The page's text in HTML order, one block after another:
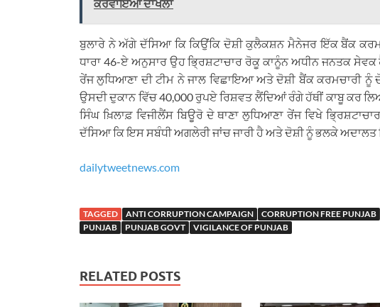
ਕਰਵਾਇਆ ਦਾਖਲਾ
ਬੁਲਾਰੇ ਨੇ ਅੱਗੇ ਦੱਸਿਆ ਕਿ ਕਿਉਂਕਿ ਦੋਸ਼ੀ ਕੁਲੈਕਸ਼ਨ ਮੈਨੇਜਰ ਇੱਕ ਬੈਂਕ
ਧਾਰਾ 46-ਏ ਅਨੁਸਾਰ ਉਹ ਭ੍ਰਿਸ਼ਟਾਚਾਰ ਰੋਕੂ ਕਾਨੂੰਨ ਅਧੀਨ ਜਨਤਕ
ਰੇਂਜ ਲੁਧਿਆਣਾ ਦੀ ਟੀਮ ਨੇ ਜਾਲ ਵਿਛਾਇਆ ਅਤੇ ਦੋਸ਼ੀ ਬੈਂਕ ਕਰਮਚਾਰੀ ਨੂੰ ਦੋ
ਉਸਦੀ ਦੁਕਾਨ ਵਿੱਚ 40,000 ਰੁਪਏ ਰਿਸ਼ਵਤ ਲੈਂਦਿਆਂ ਰੰਗੇ ਹੱਥੀਂ ਕਾਬੂ ਕਰ
ਸਿੰਘ ਖ਼ਿਲਾਫ਼ ਵਿਜੀਲੈਂਸ ਬਿਊਰੋ ਦੇ ਥਾਣਾ ਲੁਧਿਆਣਾ ਰੇਂਜ ਵਿਖੇ
ਦੱਸਿਆ ਕਿ ਇਸ ਸਬੰਧੀ ਅਗਲੇਰੀ ਜਾਂਚ ਜਾਰੀ ਹੈ ਅਤੇ ਦੋਸ਼ੀ ਨੂੰ ਭਲਕੇ ਅਦਾਲਤ
dailytweetnews.com
TAGGED ANTI CORRUPTION CAMPAIGN CORRUPTION FREE PUNJAB
PUNJAB
PUNJAB GOVT VIGILANCE OF PUNJAB
RELATED POSTS